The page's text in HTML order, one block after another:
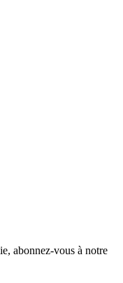
abonnez-vous à notre